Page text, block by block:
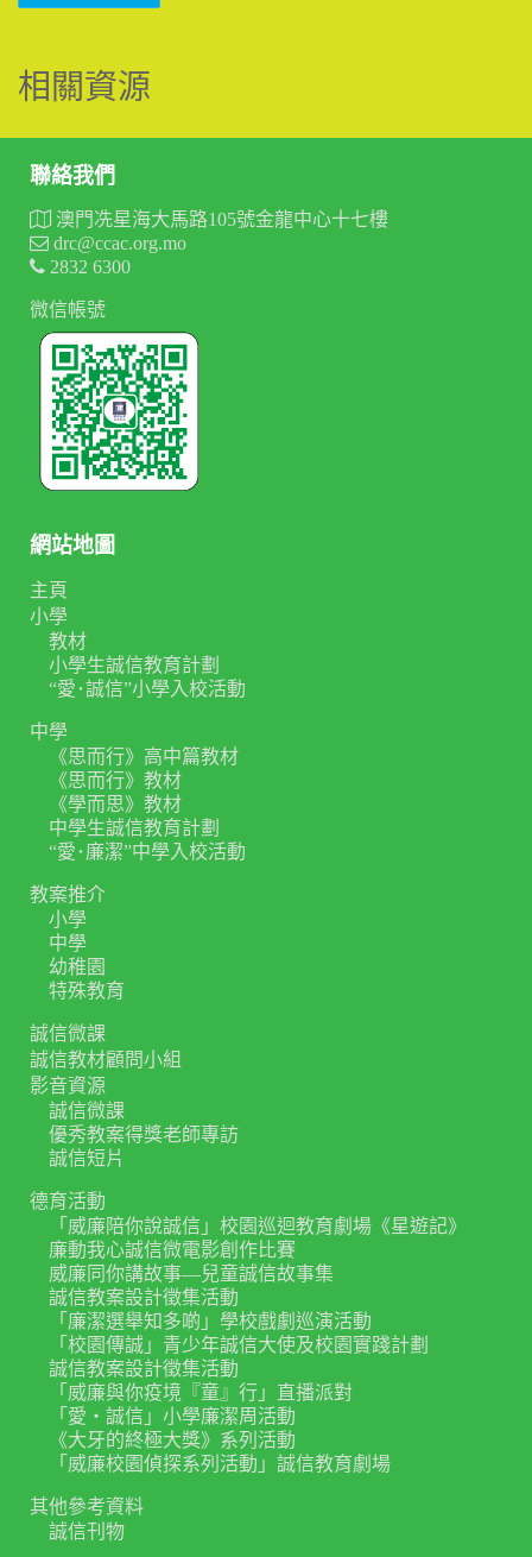
相關資源
聯絡我們
澳門冼星海大馬路105號金龍中心十七樓
drc@ccac.org.mo
2832 6300
微信帳號
網站地圖
主頁
小學
教材
小學生誠信教育計劃
“愛･誠信”小學入校活動
中學
《思而行》高中篇教材
《思而行》教材
《學而思》教材
中學生誠信教育計劃
“愛･廉潔”中學入校活動
教案推介
小學
中學
幼稚園
特殊教育
誠信微課
誠信教材顧問小組
影音資源
誠信微課
優秀教案得獎老師專訪
誠信短片
德育活動
「威廉陪你說誠信」校園巡迴教育劇場《星遊記》
廉動我心誠信微電影創作比賽
威廉同你講故事—兒童誠信故事集
誠信教案設計徵集活動
「廉潔選舉知多啲」學校戲劇巡演活動
「校園傳誠」青少年誠信大使及校園實踐計劃
誠信教案設計徵集活動
「威廉與你疫境『童』行」直播派對
「愛‧誠信」小學廉潔周活動
《大牙的終極大獎》系列活動
「威廉校園偵探系列活動」誠信教育劇場
其他參考資料
誠信刊物